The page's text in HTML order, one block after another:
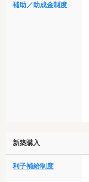
補助／助成金制度
新築購入
利子補給制度